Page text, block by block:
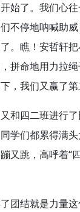
始了。我们心
不停地呐喊助
。瞧！安哲轩
拼命地用力拉
，我们又赢了第
和四二班进行
学们都累得满
又跳，高呼着“
团结就是力量这